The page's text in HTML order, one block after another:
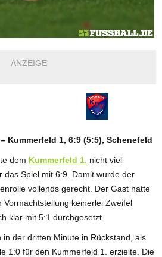
ANZEIGE
Kummerfeld 1, 6:9 (5:5), Schenefeld
dem Kummerfeld 1. nicht viel
das Spiel mit 6:9. Damit wurde der
vollends gerecht. Der Gast hatte
Vormachtstellung keinerlei Zweifel
klar mit 5:1 durchgesetzt.
der dritten Minute in Rückstand, als
1:0 für den Kummerfeld 1. erzielte. Die